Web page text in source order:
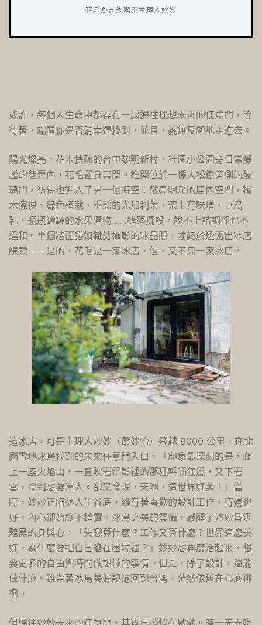
花毛かき氷喫茶主理人妙妙
或許，每個人生命中都存在一扇通往理想未來的任意門，等
待著，端看你是否能幸運找到，並且，義無反顧地走進去。
陽光燦亮，花木扶疏的台中黎明新村，社區小公園旁日常靜
謐的巷弄內，花毛置身其間。推開位於一棵大松樹旁側的玻
璃門，彷彿也進入了另一個時空：敞亮明淨的店內空間，檜
木傢俱、綠色植栽、垂懸的尤加利葉，架上有味增、豆腐
乳、瓶瓶罐罐的水果漬物……錯落擺設，說不上諧調卻也不
違和。半個牆面猶如雜誌攝影的冰品照，才終於透露出冰店
線索－－是的，花毛是一家冰店，但，又不只一家冰店。
這冰店，可是主理人妙妙（蕭妙怡）飛越 9000 公里，在北
國雪地冰島找到的未來任意門入口，「印象最深刻的是，爬
上一座火焰山，一直吹著電影裡的那種呼嘯狂風，又下著
雪，冷到想要罵人。卻又發現，天啊，這世界好美！」當
時，妙妙正陷落人生谷底，雖有著喜歡的設計工作，待遇也
好，內心卻始終不踏實。冰島之美的震懾，敲醒了妙妙昏沉
黯黑的身與心，「失戀算什麼？工作又算什麼？世界這麼美
好，為什麼要把自己陷在困境裡？」妙妙想再度活起來，想
要更多的自由與時間做想做的事情。但是，除了設計，還能
做什麼。雖帶著冰島美好記憶回到台灣，茫然依舊在心底徘
徊。
但通往妙妙未來的任意門，其實已悄悄在啟動。有一天去吃